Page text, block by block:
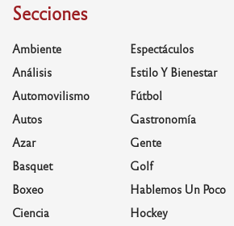
Secciones
Ambiente
Análisis
Automovilismo
Autos
Azar
Basquet
Boxeo
Ciencia
Espectáculos
Estilo Y Bienestar
Fútbol
Gastronomía
Gente
Golf
Hablemos Un Poco
Hockey